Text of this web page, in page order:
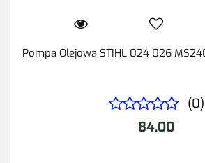
Pompa Olejowa STIHL 024 026
(0)
84.00